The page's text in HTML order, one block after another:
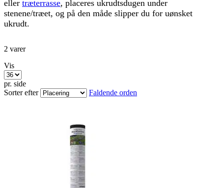
eller træterrasse, placeres ukrudtsdugen under
stenene/træet, og på den måde slipper du for uønsket
ukrudt.
2 varer
Vis
pr. side
Sorter efter
Faldende orden